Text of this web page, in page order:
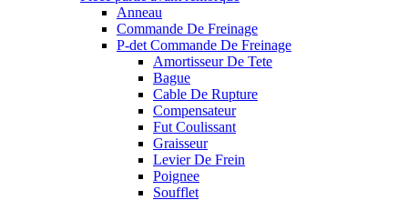
Anneau
Commande De Freinage
P-det Commande De Freinage
Amortisseur De Tete
Bague
Cable De Rupture
Compensateur
Fut Coulissant
Graisseur
Levier De Frein
Poignee
Soufflet